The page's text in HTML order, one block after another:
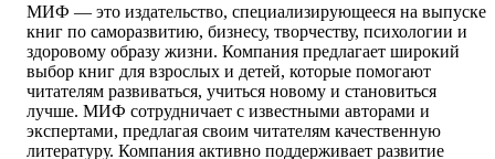
МИФ — это издательство, специализирующееся на выпуске
книг по саморазвитию, бизнесу, творчеству, психологии и
здоровому образу жизни. Компания предлагает широкий
выбор книг для взрослых и детей, которые помогают
читателям развиваться, учиться новому и становиться
лучше. МИФ сотрудничает с известными авторами и
экспертами, предлагая своим читателям качественную
литературу. Компания активно поддерживает развитие